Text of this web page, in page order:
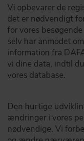
Vi opbevarer de
det er nødvendigt
for vores
selv har anmodet
information fra
vi dine data, indtil
vores database.
Den hurtige
ændringer i vores
nødvendige. Vi